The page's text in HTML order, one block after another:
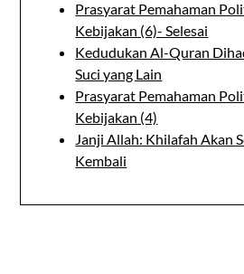
Prasyarat Pemahaman
Kebijakan (6)- Selesai
Kedudukan Al-Quran
Suci yang Lain
Prasyarat Pemahaman
Kebijakan (4)
Janji Allah: Khilafah Akan
Kembali